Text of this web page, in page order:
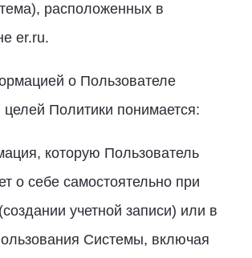
расположенных в
er.ru.
о Пользователе
Политики понимается:
которую Пользователь
о себе самостоятельно при
учетной записи) или в
Системы, включая